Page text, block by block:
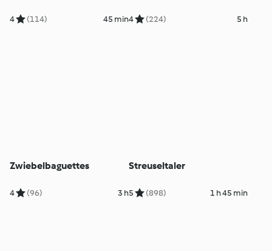
4 (114) 45 min4 (224) 5 h
Zwiebelbaguettes
4 (96) 3 h
Streuseltaler
5 (898) 1 h 45 min